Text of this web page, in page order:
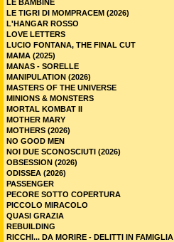
LE BAMBINE
LE TIGRI DI MOMPRACEM (2026)
L'HANGAR ROSSO
LOVE LETTERS
LUCIO FONTANA, THE FINAL CUT
MAMA (2025)
MANAS - SORELLE
MANIPULATION (2026)
MASTERS OF THE UNIVERSE
MINIONS & MONSTERS
MORTAL KOMBAT II
MOTHER MARY
MOTHERS (2026)
NO GOOD MEN
NOI DUE SCONOSCIUTI (2026)
OBSESSION (2026)
ODISSEA (2026)
PASSENGER
PECORE SOTTO COPERTURA
PICCOLO MIRACOLO
QUASI GRAZIA
REBUILDING
RICCHI... DA MORIRE - DELITTI IN FAMIGLIA